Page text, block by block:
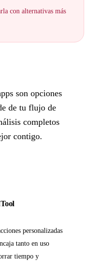
con alternativas más
son opciones
de tu flujo de
completos
contigo.
personalizadas
tanto en uso
tiempo y